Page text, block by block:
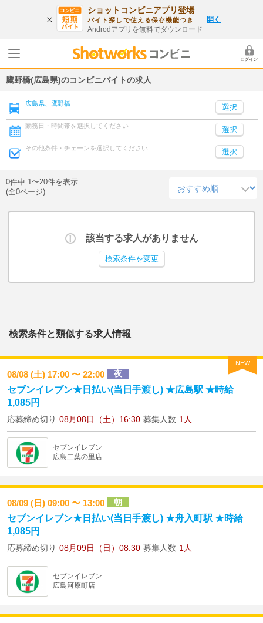
ショットコンビニアプリ登場
バイト探しで使える保存機能つき
Androdアプリを無料でダウンロード
開く
鷹野橋(広島県)のコンビニバイトの求人
広島県、鷹野橋
勤務日・時間帯を選択してください 選択
その他条件・チェーンを選択してください 選択
0件中 1〜20件を表示
(全0ページ)
該当する求人がありません
検索条件を変更
検索条件と類似する求人情報
NEW
08/08 (土) 17:00 〜 22:00 夜
セブンイレブン★日払い(当日手渡し) ★広島駅 ★時給
1,085円
応募締め切り 08月08日（土）16:30 募集人数 1人
セブンイレブン
広島二葉の里店
08/09 (日) 09:00 〜 13:00 朝
セブンイレブン★日払い(当日手渡し) ★舟入町駅 ★時給
1,085円
応募締め切り 08月09日（日）08:30 募集人数 1人
セブンイレブン
広島河原町店